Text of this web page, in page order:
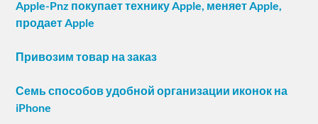
Apple-Pnz покупает технику Apple, меняет Apple,
продает Apple
Привозим товар на заказ
Семь способов удобной организации иконок на
iPhone